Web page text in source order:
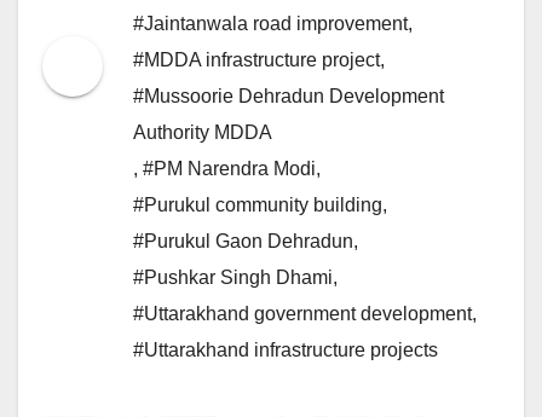
#Jaintanwala road improvement,
#MDDA infrastructure project,
#Mussoorie Dehradun Development
Authority MDDA
, #PM Narendra Modi,
#Purukul community building,
#Purukul Gaon Dehradun,
#Pushkar Singh Dhami,
#Uttarakhand government development,
#Uttarakhand infrastructure projects